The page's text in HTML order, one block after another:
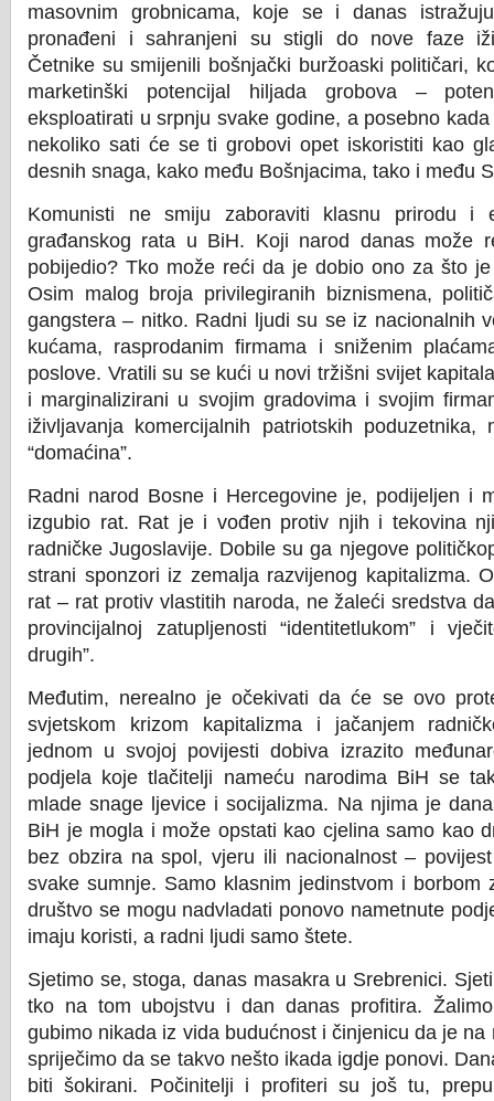
masovnim grobnicama, koje se i danas
pronađeni i sahranjeni su stigli do nove faze
Četnike su smijenili bošnjački buržoaski političari,
marketinški potencijal hiljada grobova –
eksploatirati u srpnju svake godine, a posebno
nekoliko sati će se ti grobovi opet iskoristiti kao
desnih snaga, kako među Bošnjacima, tako i među
Komunisti ne smiju zaboraviti klasnu prirodu i
građanskog rata u BiH. Koji narod danas može
pobijedio? Tko može reći da je dobio ono za što
Osim malog broja privilegiranih biznismena,
gangstera – nitko. Radni ljudi su se iz nacionalnih
kućama, rasprodanim firmama i sniženim
poslove. Vratili su se kući u novi tržišni svijet
i marginalizirani u svojim gradovima i svojim
iživljavanja komercijalnih patriotskih poduzetnika,
“domaćina”.
Radni narod Bosne i Hercegovine je, podijeljen i
izgubio rat. Rat je i vođen protiv njih i tekovina
radničke Jugoslavije. Dobile su ga njegove
strani sponzori iz zemalja razvijenog kapitalizma.
rat – rat protiv vlastitih naroda, ne žaleći sredstva
provincijalnoj zatupljenosti “identitetlukom” i
drugih”.
Međutim, nerealno je očekivati da će se ovo
svjetskom krizom kapitalizma i jačanjem
jednom u svojoj povijesti dobiva izrazito
podjela koje tlačitelji nameću narodima BiH se
mlade snage ljevice i socijalizma. Na njima je
BiH je mogla i može opstati kao cjelina samo kao
bez obzira na spol, vjeru ili nacionalnost –
svake sumnje. Samo klasnim jedinstvom i borbom
društvo se mogu nadvladati ponovo nametnute
imaju koristi, a radni ljudi samo štete.
Sjetimo se, stoga, danas masakra u Srebrenici.
tko na tom ubojstvu i dan danas profitira.
gubimo nikada iz vida budućnost i činjenicu da je na
spriječimo da se takvo nešto ikada igdje ponovi.
biti šokirani. Počinitelji i profiteri su još tu,